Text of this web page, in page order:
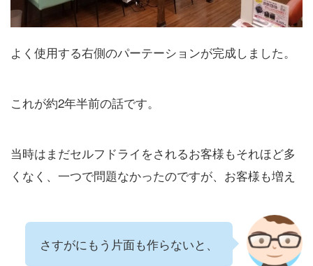
よく使用する右側のパーテーションが完成しました。
これが約2年半前の話です。
当時はまだセルフドライをされるお客様もそれほど多
くなく、一つで問題なかったのですが、お客様も増え
さすがにもう片面も作らないと、